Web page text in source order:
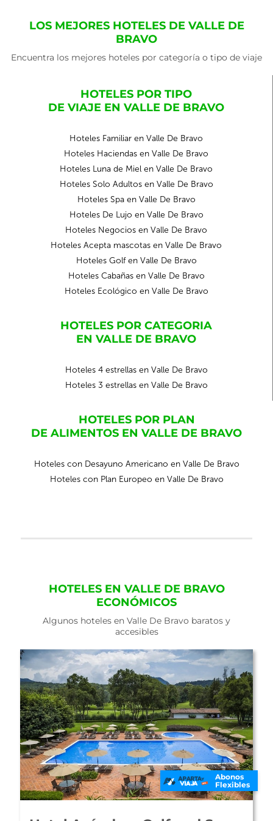
LOS MEJORES HOTELES DE VALLE DE
BRAVO
Encuentra los mejores hoteles por categoría o tipo de viaje
HOTELES POR TIPO
DE VIAJE EN VALLE DE BRAVO
Hoteles Familiar en Valle De Bravo
Hoteles Haciendas en Valle De Bravo
Hoteles Luna de Miel en Valle De Bravo
Hoteles Solo Adultos en Valle De Bravo
Hoteles Spa en Valle De Bravo
Hoteles De Lujo en Valle De Bravo
Hoteles Negocios en Valle De Bravo
Hoteles Acepta mascotas en Valle De Bravo
Hoteles Golf en Valle De Bravo
Hoteles Cabañas en Valle De Bravo
Hoteles Ecológico en Valle De Bravo
HOTELES POR CATEGORIA
EN VALLE DE BRAVO
Hoteles 4 estrellas en Valle De Bravo
Hoteles 3 estrellas en Valle De Bravo
HOTELES POR PLAN
DE ALIMENTOS EN VALLE DE BRAVO
Hoteles con Desayuno Americano en Valle De Bravo
Hoteles con Plan Europeo en Valle De Bravo
HOTELES EN VALLE DE BRAVO
ECONÓMICOS
Algunos hoteles en Valle De Bravo baratos y
accesibles
Abonos
Flexibles